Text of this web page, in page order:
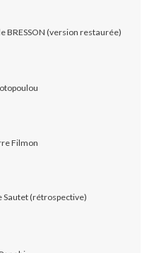
BRESSON (version restaurée)
Filmon
Sautet (rétrospective)